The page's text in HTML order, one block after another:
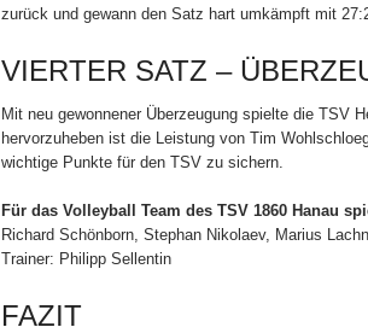
zurück und gewann den Satz hart umkämpft mit
VIERTER SATZ –
Mit neu gewonnener Überzeugung spielte die TSV
hervorzuheben ist die Leistung von Tim
wichtige Punkte für den TSV zu sichern.
Für das Volleyball Team des TSV 1860 Hanau
Richard Schönborn, Stephan Nikolaev, Marius
Trainer: Philipp Sellentin
FAZIT